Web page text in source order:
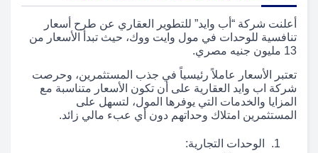
أعلنت شركة “أب وايد” للتطوير العقاري عن طرح أسعار
تنافسية للوحدات في مول وايت ووك، حيث تبدأ الأسعار من
13 مليون جنيه مصري.
تعتبر الأسعار عاملاً رئيسياً في جذب المستثمرين، وحرصت
شركة اب وايد العقارية على أن تكون الأسعار متناسبة مع
المزايا والخدمات التي يوفرها المول، لتسهل على
المستثمرين امتلاك وحداتهم دون أي عبء مالي زائد.
الوحدات التجارية: